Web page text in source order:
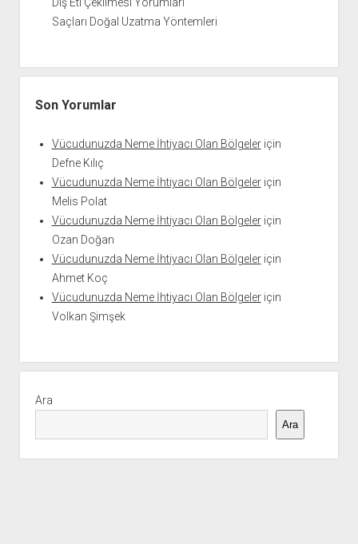
Saçları Doğal Uzatma Yöntemleri
Son Yorumlar
Vücudunuzda Neme İhtiyacı Olan Bölgeleriçin
Defne Kılıç
Vücudunuzda Neme İhtiyacı Olan Bölgeleriçin
Melis Polat
Vücudunuzda Neme İhtiyacı Olan Bölgeleriçin
Ozan Doğan
Vücudunuzda Neme İhtiyacı Olan Bölgeleriçin
Ahmet Koç
Vücudunuzda Neme İhtiyacı Olan Bölgeleriçin
Volkan Şimşek
Ara
Ara